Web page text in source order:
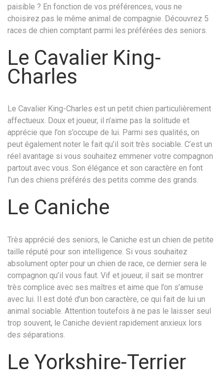
paisible ? En fonction de vos préférences, vous ne
choisirez pas le même animal de compagnie. Découvrez 5
races de chien comptant parmi les préférées des seniors.
Le Cavalier King-
Charles
Le Cavalier King-Charles est un petit chien particulièrement
affectueux. Doux et joueur, il n’aime pas la solitude et
apprécie que l’on s’occupe de lui. Parmi ses qualités, on
peut également noter le fait qu’il soit très sociable. C’est un
réel avantage si vous souhaitez emmener votre compagnon
partout avec vous. Son élégance et son caractère en font
l’un des chiens préférés des petits comme des grands.
Le Caniche
Très apprécié des seniors, le Caniche est un chien de petite
taille réputé pour son intelligence. Si vous souhaitez
absolument opter pour un chien de race, ce dernier sera le
compagnon qu’il vous faut. Vif et joueur, il sait se montrer
très complice avec ses maîtres et aime que l’on s’amuse
avec lui. Il est doté d’un bon caractère, ce qui fait de lui un
animal sociable. Attention toutefois à ne pas le laisser seul
trop souvent, le Caniche devient rapidement anxieux lors
des séparations.
Le Yorkshire-Terrier